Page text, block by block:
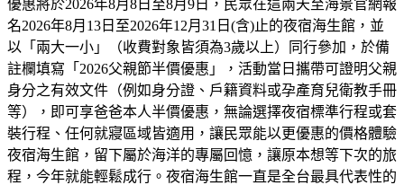
優惠將於2026年8月8日至8月9日，民眾在這兩天至海景官網報
名2026年8月13日至2026年12月31日(含)止的夜宿海生館，並
以「兩大一小」（收費對象皆須為3歲以上）同行參加，於備
註欄填寫「2026父親節半價優惠」，活動當日攜帶可證明父親
身分之有效文件（例如身分證、戶籍資料或孕產育兒衛教手冊
等），即可享爸爸本人半價優惠，無論選擇夜宿標準行程或套
裝行程、任何就寢區域皆適用，讓民眾能以更優惠的價格體驗
夜宿海生館，留下屬於海洋的專屬回憶，讓原本想等下次的旅
程，今年就能輕鬆成行。夜宿海生館一直是全台最具代表性的